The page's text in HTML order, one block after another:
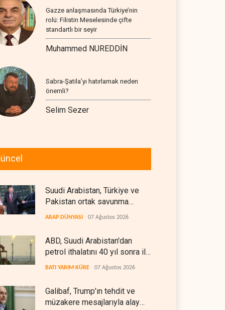
Gazze anlaşmasında Türkiye’nin
rolü: Filistin Meselesinde çifte
standartlı bir seyir
Muhammed NUREDDİN
Sabra-Şatila’yı hatırlamak neden
önemli?
Selim Sezer
Suudi Arabistan, Türkiye ve
Pakistan ortak savunma
anlaşması imzaladı
ARAP DÜNYASI 07 Ağustos 2026
ABD, Suudi Arabistan'dan
petrol ithalatını 40 yıl sonra ilk
kez durdurdu
BATI YARIM KÜRE 07 Ağustos 2026
Galibaf, Trump'ın tehdit ve
müzakere mesajlarıyla alay